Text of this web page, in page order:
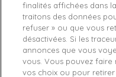
Détails du produit
finalités affichées dans
traitons des données
refuser » ou que vous
désactivées. Si les
annonces que vous
vous. Vous pouvez
vos choix ou pour